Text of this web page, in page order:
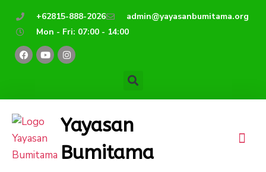
+62815-888-2026
admin@yayasanbumitama.org
Mon - Fri: 07:00 - 14:00
F
a
c
o
Y
o
u
e
I
n
s
r
m
Yayasan
Bumitama